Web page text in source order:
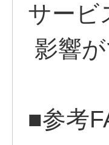
サービ
影響
■参考